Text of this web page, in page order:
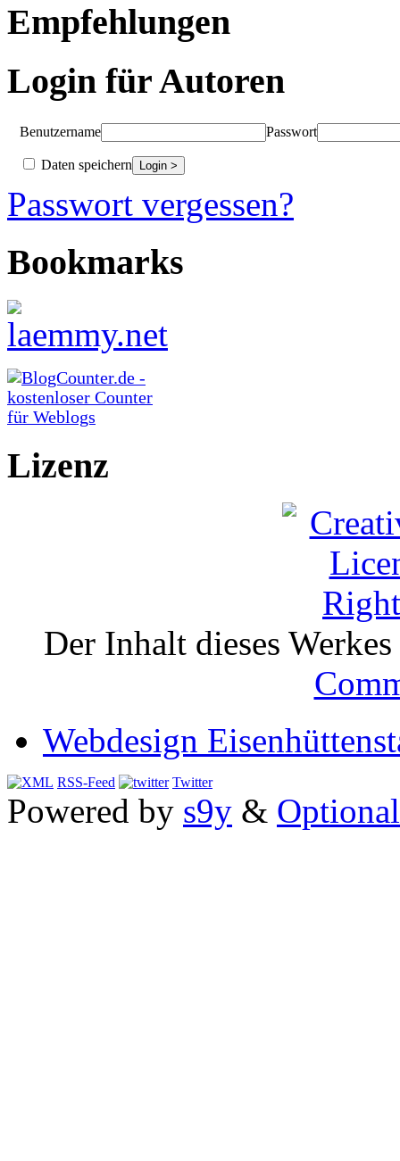
Empfehlungen
Login für Autoren
Benutzername Passwort
Daten speichern
Passwort vergessen?
Bookmarks
Lizenz
Der Inhalt dieses
Webdesign
RSS-Feed Twitter
Powered by s9y &